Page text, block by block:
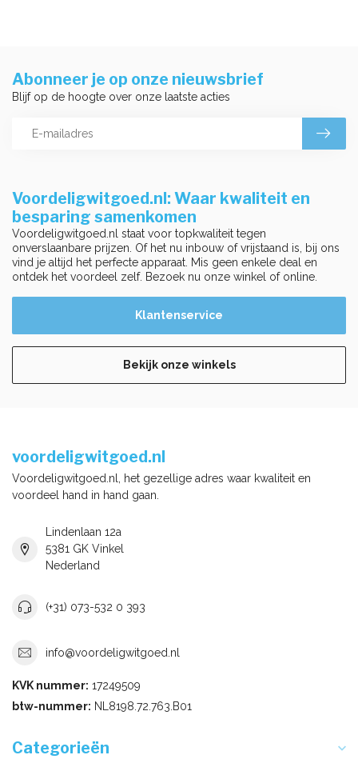
Voordeligwitgoed.nl: Waar kwaliteit en
besparing samenkomen
Voordeligwitgoed.nl staat voor topkwaliteit tegen
onverslaanbare prijzen. Of het nu inbouw of vrijstaand is, bij ons
vind je altijd het perfecte apparaat. Mis geen enkele deal en
ontdek het voordeel zelf. Bezoek nu onze winkel of online.
Klantenservice
Bekijk onze winkels
Abonneer je op onze nieuwsbrief
Blijf op de hoogte over onze laatste acties
voordeligwitgoed.nl
Voordeligwitgoed.nl, het gezellige adres waar kwaliteit en
voordeel hand in hand gaan.
Lindenlaan 12a
5381 GK Vinkel
Nederland
(+31) 073-532 0 393
info@voordeligwitgoed.nl
KVK nummer: 17249509
btw-nummer: NL8198.72.763.B01
Categorieën